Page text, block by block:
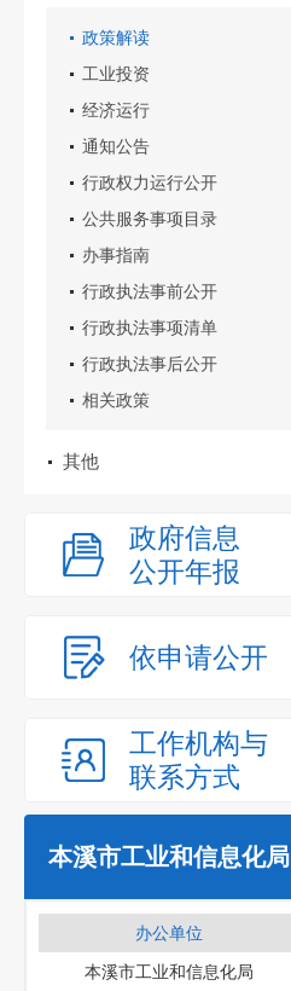
政策解读
工业投资
经济运行
通知公告
行政权力运行公开
公共服务事项目录
办事指南
行政执法事前公开
行政执法事项清单
行政执法事后公开
相关政策
其他
政府信息
公开年报
依申请公开
工作机构与
联系方式
本溪市工业和信息化局
办公单位
本溪市工业和信息化局